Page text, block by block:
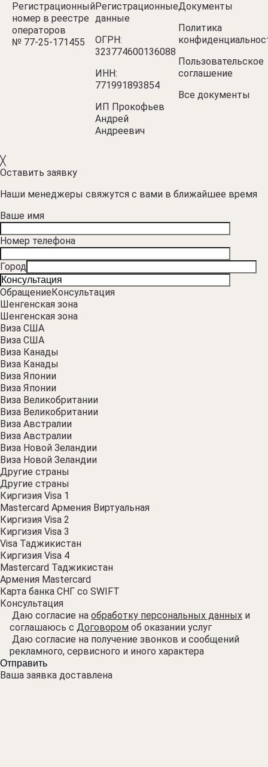
Регистрационный
номер в реестре
операторов
№ 77‑25‑171455
Регистрационные
данные
ОГРН:
323774600136088
ИНН:
771991893854
ИП Прокофьев
Андрей
Андреевич
Документы
Политика
Пользовательское
соглашение
Все документы
╳
Оставить заявку
Наши менеджеры свяжутся с вами в ближайшее время
Ваше имя
Номер телефона
Город
ОбращениеКонсультация
Шенгенская зона
Шенгенская зона
Виза США
Виза США
Виза Канады
Виза Канады
Виза Японии
Виза Японии
Виза Великобритании
Виза Великобритании
Виза Австралии
Виза Австралии
Виза Новой Зеландии
Виза Новой Зеландии
Другие страны
Другие страны
Киргизия Visa 1
Mastercard Армения Виртуальная
Киргизия Visa 2
Киргизия Visa 3
Visa Таджикистан
Киргизия Visa 4
Mastercard Таджикистан
Армения Mastercard
Карта банка СНГ со SWIFT
Консультация
Даю согласие на обработку персональных данных и
соглашаюсь с Договором об оказании услуг
Даю согласие на получение звонков и сообщений
рекламного, сервисного и иного характера
Ваша заявка доставлена